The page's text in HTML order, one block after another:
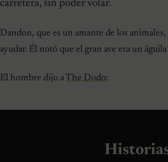
carretera, sin poder volar.
Dandon, que es un amante de los
ayudar. Él notó que el gran ave era un águila
El hombre dijo aThe Dodo: